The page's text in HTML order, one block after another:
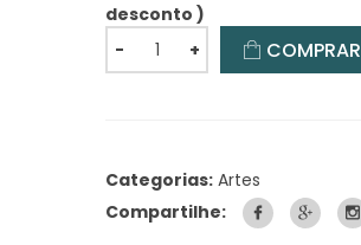
desconto )
-
+ COMPRAR
Categorias: Artes
Compartilhe: